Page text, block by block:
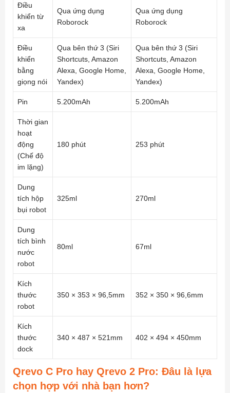
Điều
khiển từ
xa
Qua ứng dụng
Roborock
Qua ứng dụng
Roborock
Điều
khiển
bằng
giọng nói
Qua bên thứ 3 (Siri
Shortcuts, Amazon
Alexa, Google Home,
Yandex)
Qua bên thứ 3 (Siri
Shortcuts, Amazon
Alexa, Google Home,
Yandex)
Pin 5.200mAh 5.200mAh
Thời gian
hoạt
động
(Chế độ
im lặng)
180 phút 253 phút
Dung
tích hộp
bụi robot
325ml 270ml
Dung
tích bình
nước
robot
80ml 67ml
Kích
thước
robot
350 × 353 × 96,5mm 352 × 350 × 96,6mm
Kích
thước
dock
340 × 487 × 521mm 402 × 494 × 450mm
Qrevo C Pro hay Qrevo 2 Pro: Đâu là lựa
chọn hợp với nhà bạn hơn?